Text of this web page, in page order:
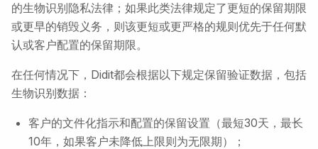
的生物识别隐私法律；如果此类法律规定了更短的保留期限
或更早的销毁义务，则该更短或更严格的规则优先于任何默
认或客户配置的保留期限。
在任何情况下，Didit都会根据以下规定保留验证数据，包括
生物识别数据：
客户的文件化指示和配置的保留设置（最短30天，最长
10年，如果客户未降低上限则为无限期）；